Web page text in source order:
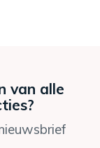
van alle